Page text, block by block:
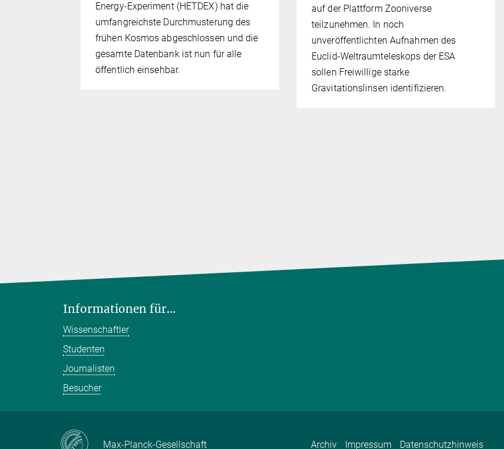
Energy-Experiment (HETDEX) hat die
umfangreichste Durchmusterung des
frühen Kosmos abgeschlossen und die
gesamte Datenbank ist nun für alle
öffentlich einsehbar.
auf der Plattform Zooniverse
teilzunehmen. In noch
unveröffentlichten Aufnahmen des
Euclid-Weltraumteleskops der ESA
sollen Freiwillige starke
Gravitationslinsen identifizieren.
Informationen für...
Wissenschaftler
Studenten
Journalisten
Besucher
Max-Planck-Gesellschaft Archiv Impressum Datenschutzhinweis